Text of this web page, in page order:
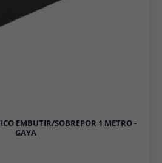
EMBUTIR/SOBREPOR 1 METRO -
GAYA